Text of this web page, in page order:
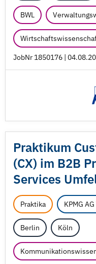
BWL
JobNr 1850176 |
Praktikum
(CX) im B2B
Services
Praktika KPMG
Berlin Köln